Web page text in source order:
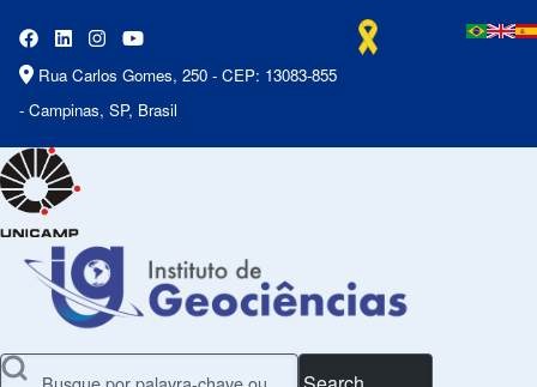
Rua Carlos Gomes, 250 - CEP: 13083-855
- Campinas, SP, Brasil
Search